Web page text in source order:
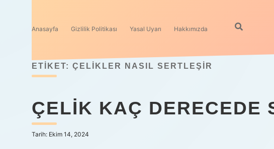
Anasayfa Gizlilik Politikası Yasal Uyarı Hakkımızda
ETIKET: ÇELIKLER NASIL SERTLEŞIR
ÇELIK KAÇ DERECEDE
Tarih: Ekim 14, 2024